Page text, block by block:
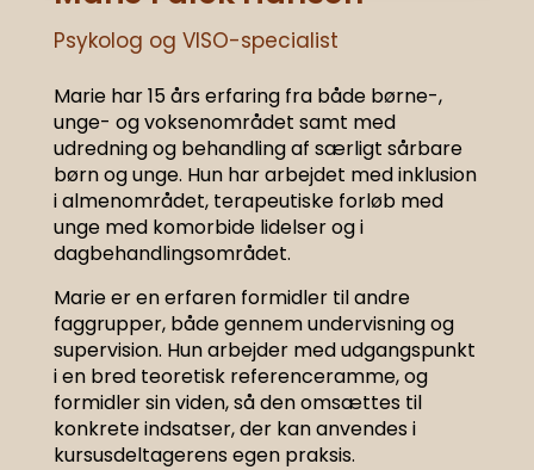
Psykolog og VISO-specialist
Marie har 15 års erfaring fra både børne-,
unge- og voksenområdet samt med
udredning og behandling af særligt sårbare
børn og unge. Hun har arbejdet med inklusion
i almenområdet, terapeutiske forløb med
unge med komorbide lidelser og i
dagbehandlingsområdet.
Marie er en erfaren formidler til andre
faggrupper, både gennem undervisning og
supervision. Hun arbejder med udgangspunkt
i en bred teoretisk referenceramme, og
formidler sin viden, så den omsættes til
konkrete indsatser, der kan anvendes i
kursusdeltagerens egen praksis.